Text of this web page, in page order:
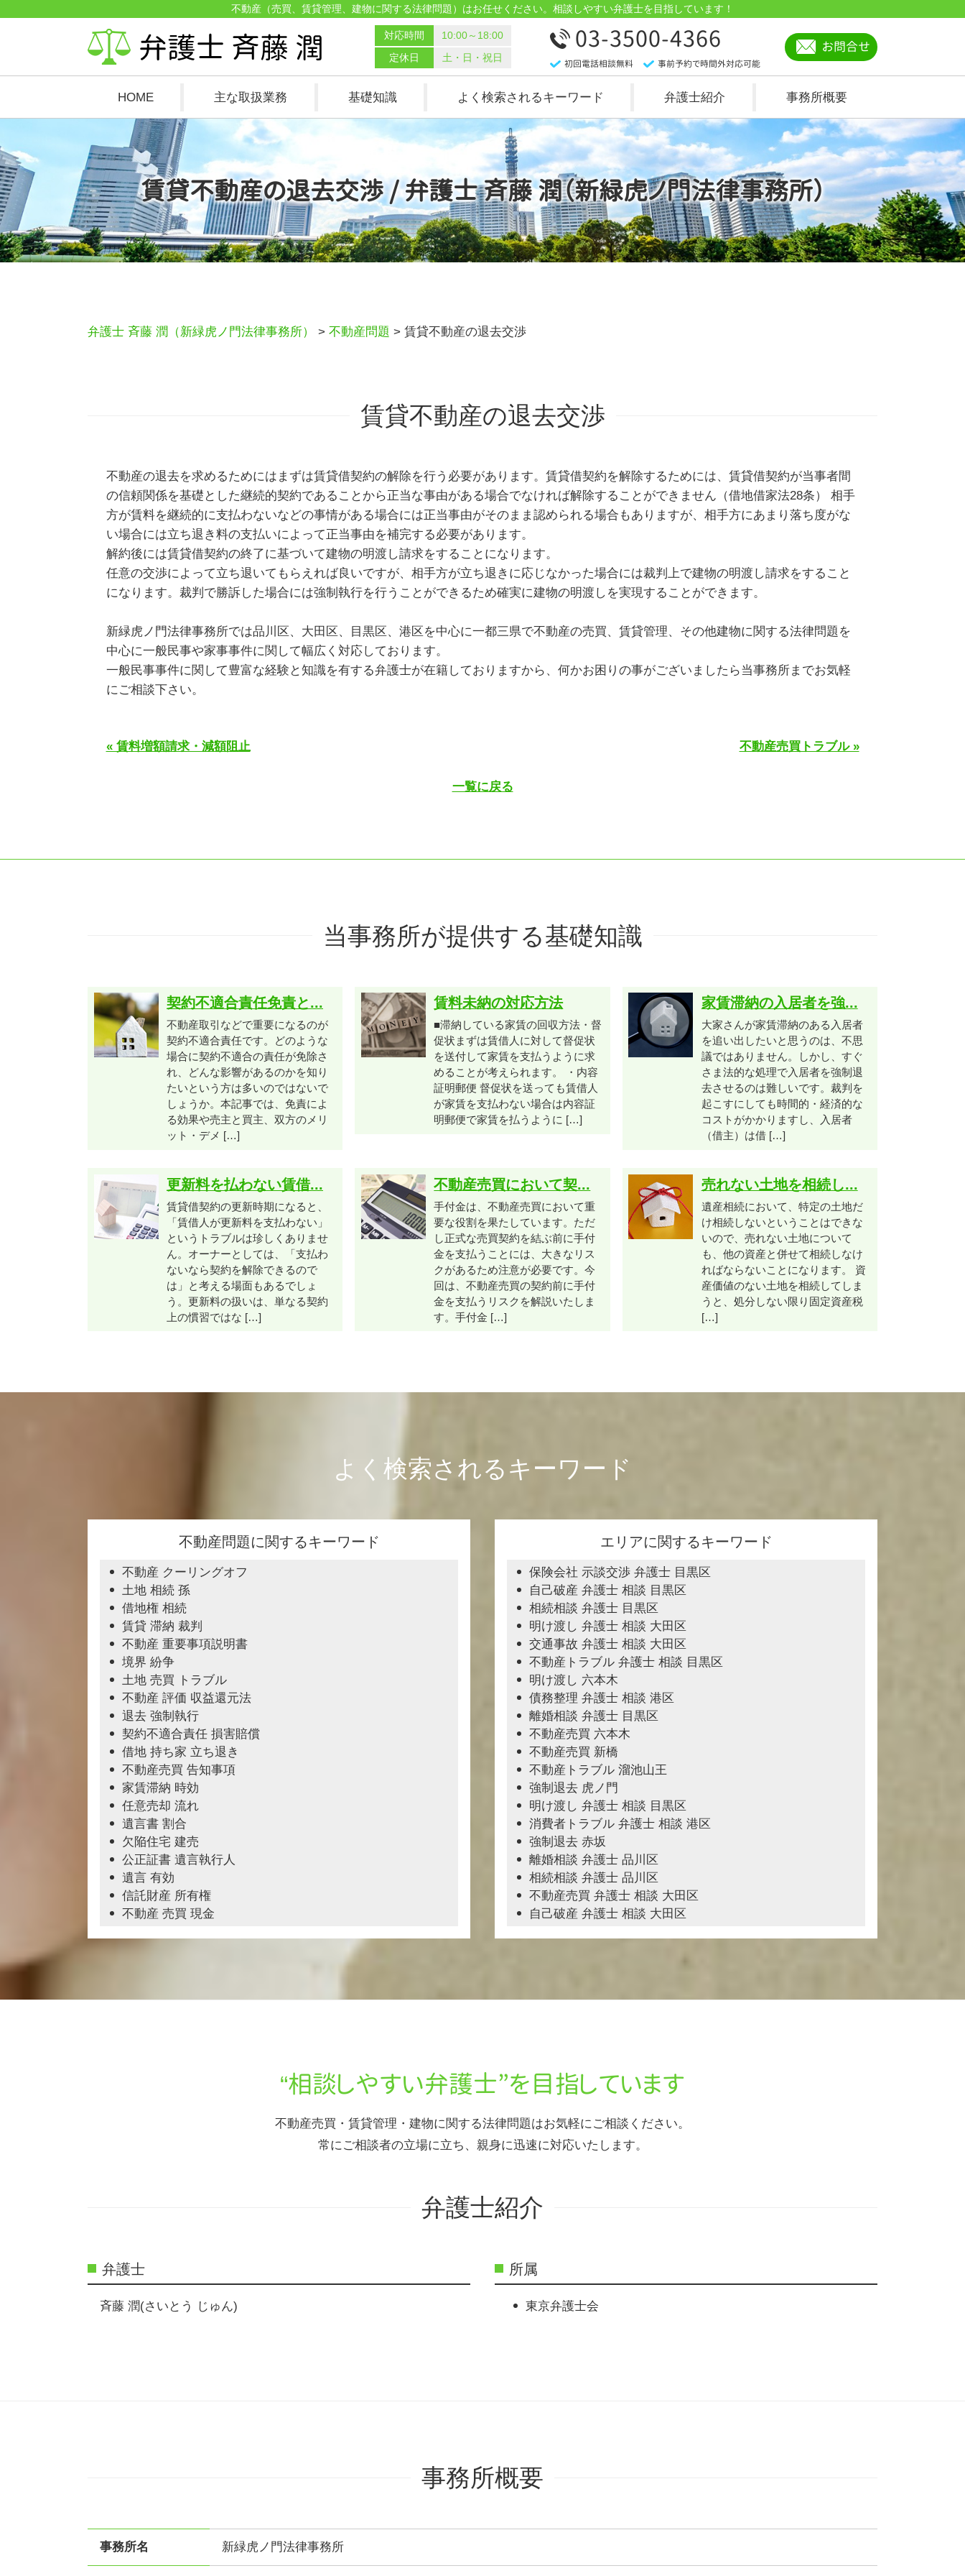
賃貸不動産の退去交渉 / 弁護士 斉藤 潤（新緑虎ノ門法律事務所）
不動産（売買、賃貸管理、建物に関する法律問題）はお任せください。相談しやすい弁護士を目指しています！
対応時間 10:00～18:00
定休日 土・日・祝日
03-3500-4366
初回電話相談無料 事前予約で時間外対応可能
お問合せ
HOME 主な取扱業務 基礎知識 よく検索されるキーワード 弁護士紹介 事務所概要
弁護士 斉藤 潤（新緑虎ノ門法律事務所） > 不動産問題 > 賃貸不動産の退去交渉
賃貸不動産の退去交渉
不動産の退去を求めるためにはまずは賃貸借契約の解除を行う必要があります。賃貸借契約を解除するためには、賃貸借契約が当事者間
の信頼関係を基礎とした継続的契約であることから正当な事由がある場合でなければ解除することができません（借地借家法28条） 相手
方が賃料を継続的に支払わないなどの事情がある場合には正当事由がそのまま認められる場合もありますが、相手方にあまり落ち度がな
い場合には立ち退き料の支払いによって正当事由を補完する必要があります。
解約後には賃貸借契約の終了に基づいて建物の明渡し請求をすることになります。
任意の交渉によって立ち退いてもらえれば良いですが、相手方が立ち退きに応じなかった場合には裁判上で建物の明渡し請求をすること
になります。裁判で勝訴した場合には強制執行を行うことができるため確実に建物の明渡しを実現することができます。
新緑虎ノ門法律事務所では品川区、大田区、目黒区、港区を中心に一都三県で不動産の売買、賃貸管理、その他建物に関する法律問題を
中心に一般民事や家事事件に関して幅広く対応しております。
一般民事事件に関して豊富な経験と知識を有する弁護士が在籍しておりますから、何かお困りの事がございましたら当事務所までお気軽
にご相談下さい。
« 賃料増額請求・減額阻止 不動産売買トラブル »
一覧に戻る
当事務所が提供する基礎知識
契約不適合責任免責と...
不動産取引などで重要になるのが
契約不適合責任です。どのような
場合に契約不適合の責任が免除さ
れ、どんな影響があるのかを知り
たいという方は多いのではないで
しょうか。本記事では、免責によ
る効果や売主と買主、双方のメリ
ット・デメ […]
賃料未納の対応方法
■滞納している家賃の回収方法・督
促状まずは賃借人に対して督促状
を送付して家賃を支払うように求
めることが考えられます。 ・内容
証明郵便 督促状を送っても賃借人
が家賃を支払わない場合は内容証
明郵便で家賃を払うように […]
家賃滞納の入居者を強...
大家さんが家賃滞納のある入居者
を追い出したいと思うのは、不思
議ではありません。しかし、すぐ
さま法的な処理で入居者を強制退
去させるのは難しいです。裁判を
起こすにしても時間的・経済的な
コストがかかりますし、入居者
（借主）は借 […]
更新料を払わない賃借...
賃貸借契約の更新時期になると、
「賃借人が更新料を支払わない」
というトラブルは珍しくありませ
ん。オーナーとしては、「支払わ
ないなら契約を解除できるので
は」と考える場面もあるでしょ
う。更新料の扱いは、単なる契約
上の慣習ではな […]
不動産売買において契...
手付金は、不動産売買において重
要な役割を果たしています。ただ
し正式な売買契約を結ぶ前に手付
金を支払うことには、大きなリス
クがあるため注意が必要です。今
回は、不動産売買の契約前に手付
金を支払うリスクを解説いたしま
す。手付金 […]
売れない土地を相続し...
遺産相続において、特定の土地だ
け相続しないということはできな
いので、売れない土地について
も、他の資産と併せて相続しなけ
ればならないことになります。 資
産価値のない土地を相続してしま
うと、処分しない限り固定資産税
[…]
よく検索されるキーワード
不動産問題に関するキーワード
不動産 クーリングオフ
土地 相続 孫
借地権 相続
賃貸 滞納 裁判
不動産 重要事項説明書
境界 紛争
土地 売買 トラブル
不動産 評価 収益還元法
退去 強制執行
契約不適合責任 損害賠償
借地 持ち家 立ち退き
不動産売買 告知事項
家賃滞納 時効
任意売却 流れ
遺言書 割合
欠陥住宅 建売
公正証書 遺言執行人
遺言 有効
信託財産 所有権
不動産 売買 現金
エリアに関するキーワード
保険会社 示談交渉 弁護士 目黒区
自己破産 弁護士 相談 目黒区
相続相談 弁護士 目黒区
明け渡し 弁護士 相談 大田区
交通事故 弁護士 相談 大田区
不動産トラブル 弁護士 相談 目黒区
明け渡し 六本木
債務整理 弁護士 相談 港区
離婚相談 弁護士 目黒区
不動産売買 六本木
不動産売買 新橋
不動産トラブル 溜池山王
強制退去 虎ノ門
明け渡し 弁護士 相談 目黒区
消費者トラブル 弁護士 相談 港区
強制退去 赤坂
離婚相談 弁護士 品川区
相続相談 弁護士 品川区
不動産売買 弁護士 相談 大田区
自己破産 弁護士 相談 大田区
“相談しやすい弁護士”を目指しています
不動産売買・賃貸管理・建物に関する法律問題はお気軽にご相談ください。
常にご相談者の立場に立ち、親身に迅速に対応いたします。
弁護士紹介
弁護士
斉藤 潤(さいとう じゅん)
所属
東京弁護士会
事務所概要
事務所名 新緑虎ノ門法律事務所